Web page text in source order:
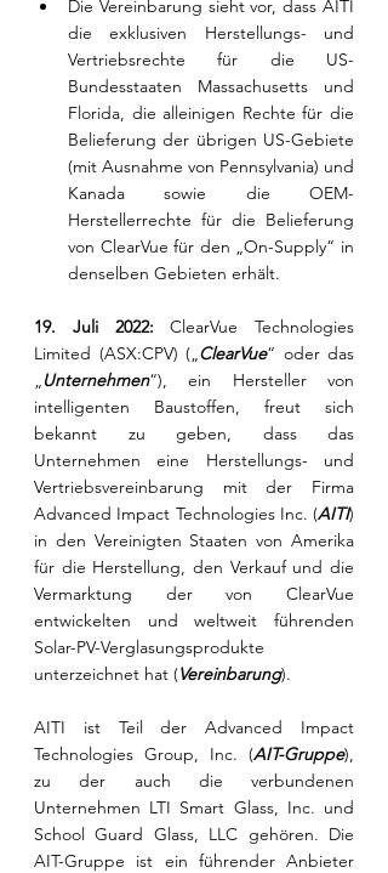
Die Vereinbarung sieht vor, dass AITI
die exklusiven Herstellungs- und
Vertriebsrechte für die US-
Bundesstaaten Massachusetts und
Florida, die alleinigen Rechte für die
Belieferung der übrigen US-Gebiete
(mit Ausnahme von Pennsylvania) und
Kanada sowie die OEM-
Herstellerrechte für die Belieferung
von ClearVue für den „On-Supply“ in
denselben Gebieten erhält.
19. Juli 2022: ClearVue Technologies
Limited (ASX:CPV) („ClearVue“ oder das
„Unternehmen“), ein Hersteller von
intelligenten Baustoffen, freut sich
bekannt zu geben, dass das
Unternehmen eine Herstellungs- und
Vertriebsvereinbarung mit der Firma
Advanced Impact Technologies Inc. (AITI)
in den Vereinigten Staaten von Amerika
für die Herstellung, den Verkauf und die
Vermarktung der von ClearVue
entwickelten und weltweit führenden
Solar-PV-Verglasungsprodukte
unterzeichnet hat (Vereinbarung).
AITI ist Teil der Advanced Impact
Technologies Group, Inc. (AIT-Gruppe),
zu der auch die verbundenen
Unternehmen LTI Smart Glass, Inc. und
School Guard Glass, LLC gehören. Die
AIT-Gruppe ist ein führender Anbieter